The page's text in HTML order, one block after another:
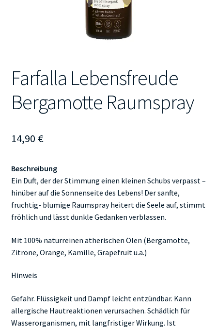
Farfalla Lebensfreude
Bergamotte Raumspray
14,90 €
Beschreibung
Ein Duft, der der Stimmung einen kleinen Schubs verpasst –
hinüber auf die Sonnenseite des Lebens! Der sanfte,
fruchtig- blumige Raumspray heitert die Seele auf, stimmt
fröhlich und lässt dunkle Gedanken verblassen.
Mit 100% naturreinen ätherischen Ölen (Bergamotte,
Zitrone, Orange, Kamille, Grapefruit u.a.)
Hinweis
Gefahr. Flüssigkeit und Dampf leicht entzündbar. Kann
allergische Hautreaktionen verursachen. Schädlich für
Wasserorganismen, mit langfristiger Wirkung. Ist